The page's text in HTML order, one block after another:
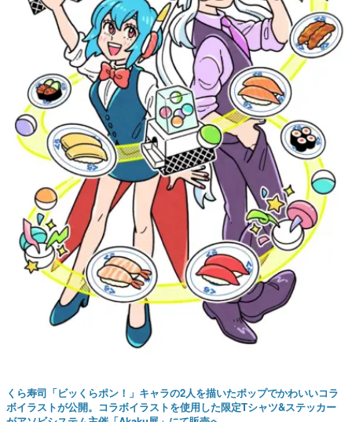
くら寿司「ビッくらポン！」キャラの2人を描いたポップでかわいいコラ
ボイラストが公開。コラボイラストを使用した限定Tシャツ&ステッカー